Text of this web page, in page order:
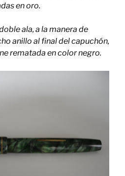
en oro.
ala, a la manera de
anillo al final del capuchón,
rematada en color negro.